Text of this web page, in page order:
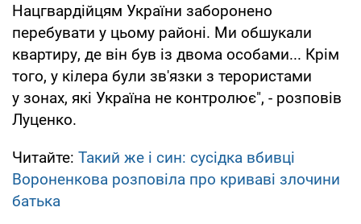
Нацгвардійцям України заборонено
перебувати у цьому районі. Ми обшукали
квартиру, де він був із двома особами... Крім
того, у кілера були зв'язки з терористами
у зонах, які Україна не контролює", - розповів
Луценко.
Читайте: Такий же і син: сусідка вбивці
Вороненкова розповіла про криваві злочини
батька